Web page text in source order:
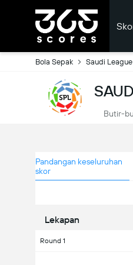
Bola Sepak Saudi League
Butir-
Pandangan keseluruhan
skor
Lekapan
Round 1